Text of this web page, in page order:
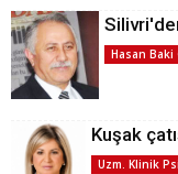
Hasan Baki
Kuşak
Uzm. Klinik